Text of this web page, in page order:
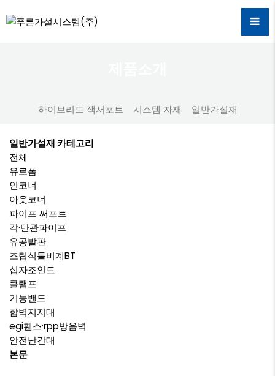
하이브리드 잭서포트 시스템 자재 일반가설재
일반가설재 카테고리
전체
유로폼
인코너
아웃코너
파이프 써포트
각·단관파이프
유공발판
조립식틀비계BT
십자조인트
클램프
기둥밴드
합벽지지대
egi휀스·rpp방음벽
안전난간대
본문